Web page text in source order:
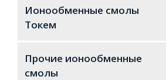
Ионообменные смолы
Токем
Прочие ионообменные
смолы